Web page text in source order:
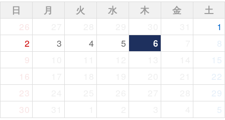
日 月 火 水 木 金
土
26
1
2
3 4 5 6
8
9
15
16
22
23
29
30
5